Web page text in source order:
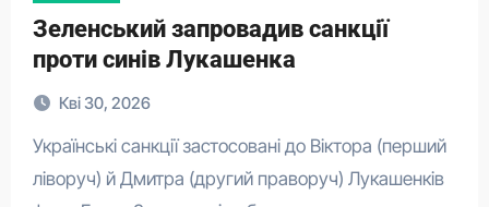
Зеленський запровадив санкції
проти синів Лукашенка
Кві 30, 2026
Українські санкції застосовані до Віктора (перший
ліворуч) й Дмитра (другий праворуч) Лукашенків